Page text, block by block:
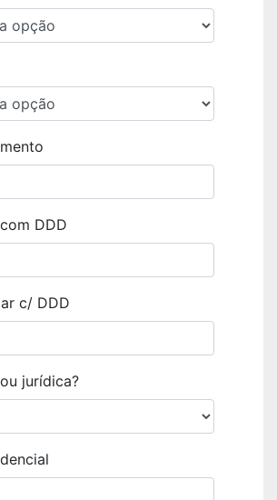
DDD
c/ DDD
jurídica?